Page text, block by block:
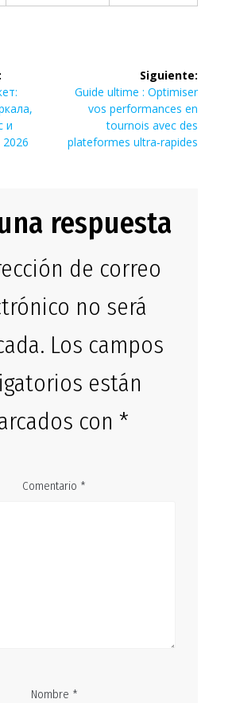
и
Siguiente:
Siguiente
entrada:
Guide ultime : Optimiser
vos performances en
tournois avec des
plateformes ultra‑rapides
respuesta
de correo
no será
Los campos
están
con *
Comentario *
Nombre *